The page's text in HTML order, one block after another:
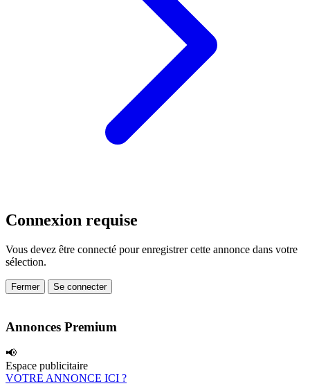
Connexion requise
Vous devez être connecté pour enregistrer cette annonce dans votre
sélection.
Fermer Se connecter
Annonces Premium
📢
Espace publicitaire
VOTRE ANNONCE ICI ?